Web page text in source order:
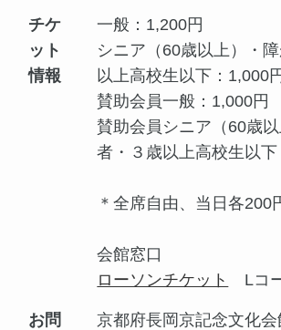
チケ
ット
情報
一般：1,200円
シニア（60歳以上）・
以上高校生以下：1,000
賛助会員一般：1,000円
賛助会員シニア（60歳
者・３歳以上高校生以下
＊全席自由、当日各200
会館窓口
ローソンチケット
Lコ
お問
京都府長岡京記念文化会